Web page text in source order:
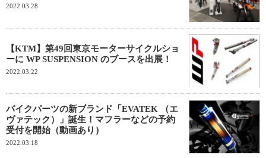
2022.03.28
【KTM】第49回東京モーターサイクルショ
ーに WP SUSPENSION のブースを出展！
2022.03.22
バイクパーツの新ブランド「EVATEK （エ
ヴァテック）」誕生！マフラーなどの予約
受付を開始（動画あり）
2022.03.18